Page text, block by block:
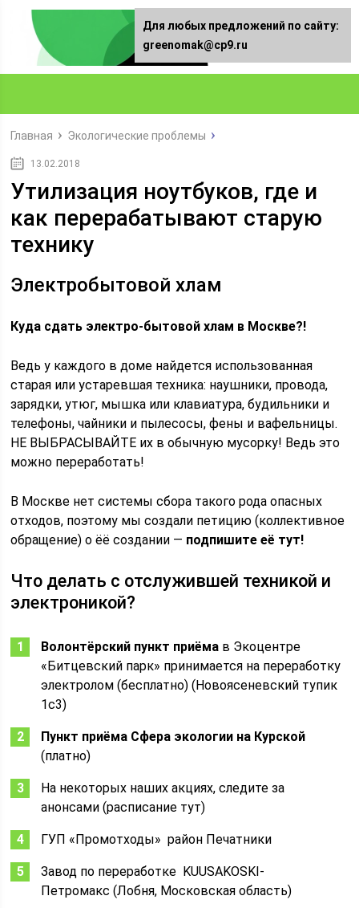
Главная Экологические проблемы
13.02.2018
Утилизация ноутбуков, где и
как перерабатывают старую
технику
Электробытовой хлам
Куда сдать электро-бытовой хлам в Москве?!
Ведь у каждого в доме найдется использованная
старая или устаревшая техника: наушники, провода,
зарядки, утюг, мышка или клавиатура, будильники и
телефоны, чайники и пылесосы, фены и вафельницы.
НЕ ВЫБРАСЫВАЙТЕ их в обычную мусорку! Ведь это
можно переработать!
В Москве нет системы сбора такого рода опасных
отходов, поэтому мы создали петицию (коллективное
обращение) о ёё создании — подпишите её тут!
Что делать с отслужившей техникой и
электроникой?
Волонтёрский пункт приёма в Экоцентре
«Битцевский парк» принимается на переработку
электролом (бесплатно) (Новоясеневский тупик
1с3)
Пункт приёма Сфера экологии на Курской
(платно)
На некоторых наших акциях, следите за
анонсами (расписание тут)
ГУП «Промотходы» район Печатники
Завод по переработке KUUSAKOSKI-
Петромакс (Лобня, Московская область)
Для любых предложений по сайту:
greenomak@cp9.ru